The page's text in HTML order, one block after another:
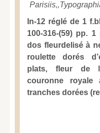
Parisiis,,
In-12 réglé de 1
100-316-(59) pp.
dos fleurdelisé à
roulette dorés
plats, fleur de
couronne royale
tranches dorées